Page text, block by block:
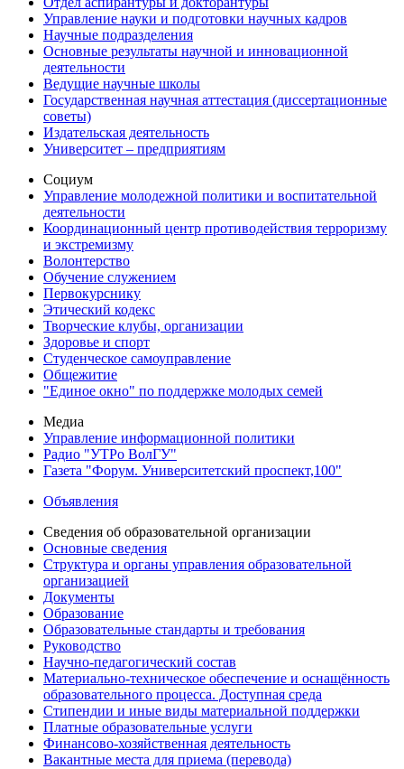
Управление науки и подготовки научных кадров
Научные подразделения
Основные результаты научной и инновационной
деятельности
Ведущие научные школы
Государственная научная аттестация (диссертационные
советы)
Издательская деятельность
Университет – предприятиям
Социум
Управление молодежной политики и воспитательной
деятельности
Координационный центр противодействия терроризму
и экстремизму
Волонтерство
Обучение служением
Первокурснику
Этический кодекс
Творческие клубы, организации
Здоровье и спорт
Студенческое самоуправление
Общежитие
"Единое окно" по поддержке молодых семей
Медиа
Управление информационной политики
Радио "УТРо ВолГУ"
Газета "Форум. Университетский проспект,100"
Объявления
Сведения об образовательной организации
Основные сведения
Структура и органы управления образовательной
организацией
Документы
Образование
Образовательные стандарты и требования
Руководство
Научно-педагогический состав
Материально-техническое обеспечение и оснащённость
образовательного процесса. Доступная среда
Стипендии и иные виды материальной поддержки
Платные образовательные услуги
Финансово-хозяйственная деятельность
Вакантные места для приема (перевода)